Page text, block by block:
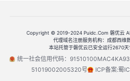
Copyright © 2019-2024 Puidc.Com 磐优云
代理域名注册服务机构：成都西维
本站托管于磐优云已安全运行2670
统一社会信用代码：
51019002005320号
ICP备案:蜀